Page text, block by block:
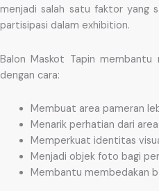
menjadi salah satu faktor yang
partisipasi dalam exhibition.
Balon Maskot Tapin
dengan cara:
Membuat area pameran
Menarik perhatian dari
Memperkuat identitas
Menjadi objek foto bagi
Membantu membedakan